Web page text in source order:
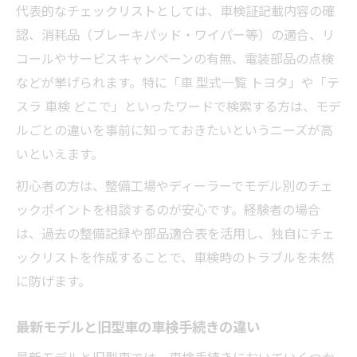
い
型式指定番号別の車検費用比較ポイント
グレード差による車検適合部品の選び方
車検モデル別に変わる必要書類と手続き
代表的なチェックリストとしては、車検証記載内容の確
認、消耗品（ブレーキパッド・ワイパー等）の適合、リ
コールやサービスキャンペーンの有無、電装部品の点検
などが挙げられます。特に「車 型式一覧 トヨタ」や「テ
スラ 車検 どこで」といったワードで検索する方は、モデ
ルごとの違いを事前に知っておきたいというニーズが高
いといえます。
初心者の方は、整備工場やディーラーでモデル別のチェ
ックポイントを相談するのが安心です。経験者の場合
は、過去の整備記録や部品適合表を活用し、独自にチェ
ックリストを作成することで、車検時のトラブルを未然
に防げます。
最新モデルと旧型車の車検手続きの違い